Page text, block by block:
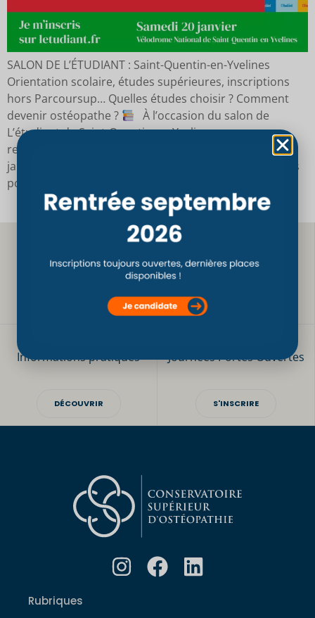
SALON DE L’ÉTUDIANT : Saint-Quentin-en-Yvelines
Orientation scolaire, études supérieures, inscriptions
hors Parcoursup… Quelles études choisir ? Comment
devenir ostéopathe ?
À l’occasion du salon de
L’étudiant de Saint-Quentin-en-Yvelines, venez nous
rencontrer et nous poser toutes vos questions le 20
janvier prochain
Saviez-vous par exemple que vous
pouviez dès à présent vous […]
notre brochure
TÉLÉCHARGER
de choisir le CSO Paris
Informations pratiques
DÉCOUVRIR
Journées Portes Ouvertes
S'INSCRIRE
Rubriques